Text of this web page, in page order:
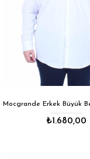
₺1.680,00